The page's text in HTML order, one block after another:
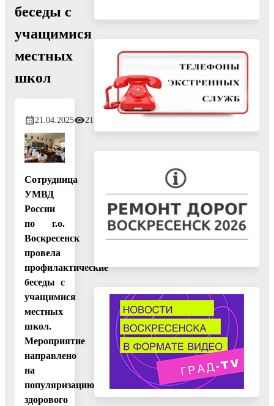
беседы с
учащимися
местных
школ
21.04.2025 212
Сотрудница
УМВД
России
по г.о.
Воскресенск
провела
профилактические
беседы с
учащимися
местных
школ.
Мероприятие
направлено
на
популяризацию
здорового